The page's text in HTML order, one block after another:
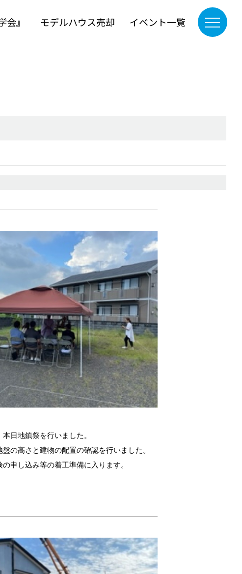
』 モデルハウス売却 イベント一覧
日地鎮祭を行いました。
の高さと建物の配置の確認を行いました。
申し込み等の着工準備に入ります。